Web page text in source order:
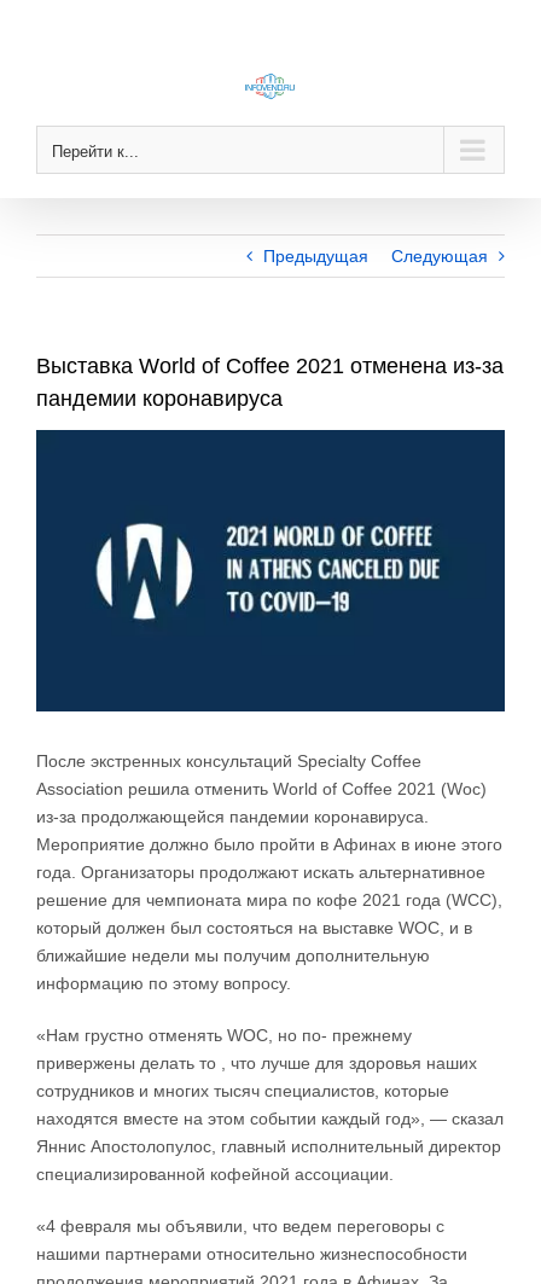
Перейти к...
Предыдущая Следующая
Выставка World of Coffee 2021 отменена из-за
пандемии коронавируса
После экстренных консультаций Specialty Coffee
Association решила отменить World of Coffee 2021 (Woc)
из-за продолжающейся пандемии коронавируса.
Мероприятие должно было пройти в Афинах в июне этого
года. Организаторы продолжают искать альтернативное
решение для чемпионата мира по кофе 2021 года (WCC),
который должен был состояться на выставке WOC, и в
ближайшие недели мы получим дополнительную
информацию по этому вопросу.
«Нам грустно отменять WOC, но по- прежнему
привержены делать то , что лучше для здоровья наших
сотрудников и многих тысяч специалистов, которые
находятся вместе на этом событии каждый год», — сказал
Яннис Апостолопулос, главный исполнительный директор
специализированной кофейной ассоциации.
«4 февраля мы объявили, что ведем переговоры с
нашими партнерами относительно жизнеспособности